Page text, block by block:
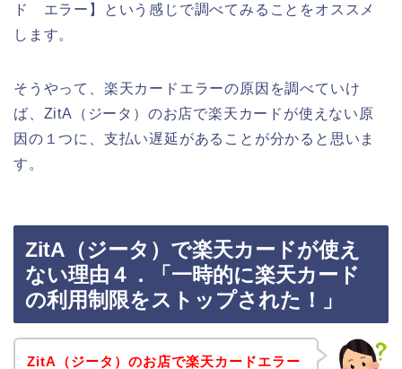
ド エラー】という感じで調べてみることをオススメ
します。
そうやって、楽天カードエラーの原因を調べていけ
ば、ZitA（ジータ）のお店で楽天カードが使えない原
因の１つに、支払い遅延があることが分かると思いま
す。
ZitA（ジータ）で楽天カードが使え
ない理由４．「一時的に楽天カード
の利用制限をストップされた！」
ZitA（ジータ）のお店で楽天カードエラー